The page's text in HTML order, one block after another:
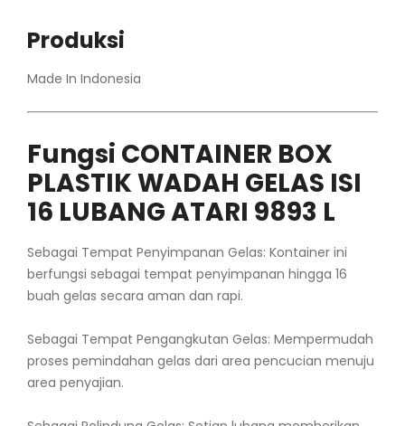
Produksi
Made In Indonesia
Fungsi CONTAINER BOX
PLASTIK WADAH GELAS ISI
16 LUBANG ATARI 9893 L
Sebagai Tempat Penyimpanan Gelas: Kontainer ini
berfungsi sebagai tempat penyimpanan hingga 16
buah gelas secara aman dan rapi.
Sebagai Tempat Pengangkutan Gelas: Mempermudah
proses pemindahan gelas dari area pencucian menuju
area penyajian.